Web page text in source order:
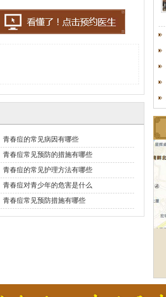
青春痘的常见病因有哪些
青春痘常见预防的措施有哪些
青春痘的常见护理方法有哪些
青春痘对青少年的危害是什么
青春痘常见预防措施有哪些